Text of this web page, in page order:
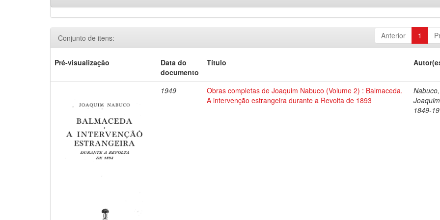
Anterior 1
Conjunto de itens:
Pré-visualização
Data do
documento
Título
1949
Obras completas de Joaquim Nabuco (Volume 2) : Balmaceda.
A intervenção estrangeira durante a Revolta de 1893
Nabuco,
1849-